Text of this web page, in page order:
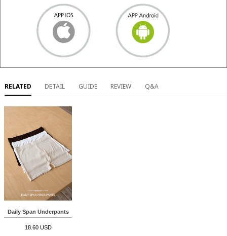
RELATED DETAIL GUIDE REVIEW Q&A
Daily Span Underpants
18.60 USD